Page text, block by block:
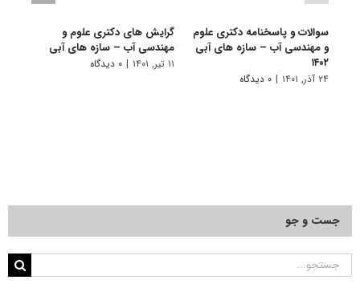
سوالات و پاسخنامه دکتری علوم
و مهندسی آب – سازه های آبی
۱۴۰۲
۲۴ آذر, ۱۴۰۱ | ۰ دیدگاه
گرایش های دکتری علوم و
مهندسی آب – سازه های آبی
۱۱ تیر, ۱۴۰۱ | ۰ دیدگاه
جست و جو
جستجو